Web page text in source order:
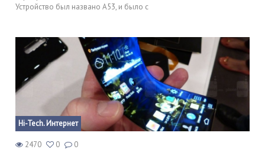
Устройство был названо A53, и было с
Hi-Tech. Интернет
2470 0 0